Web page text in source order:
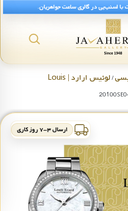
اسنپ‌پی در گالری ساعت جواهریان.
/
لوئیس ارارد | Louis
ارسال ۳-۷ روز کاری